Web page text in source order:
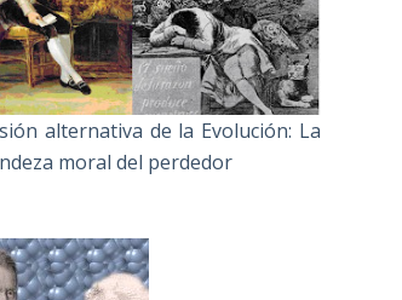
alternativa de la Evolución: La
moral del perdedor